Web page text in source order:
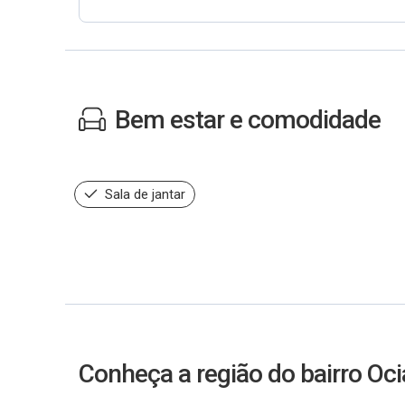
Bem estar e comodidade
Sala de jantar
Conheça a região do bairro